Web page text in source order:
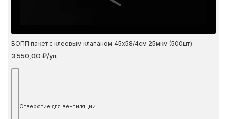
БОПП пакет с клеевым клапаном 45х58/4см 25мкм (500шт)
3 550,00 ₽/уп.
Отверстие для вентиляции